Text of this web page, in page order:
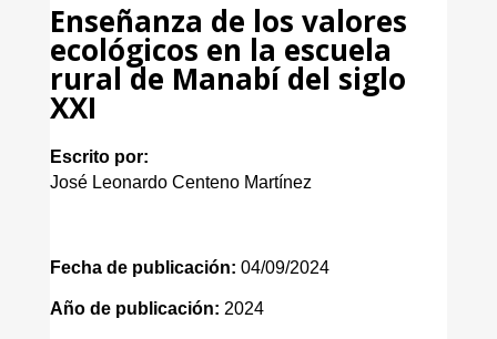
Enseñanza de los valores
ecológicos en la escuela
rural de Manabí del siglo
XXI
Escrito por:
José Leonardo Centeno Martínez
Fecha de publicación: 04/09/2024
Año de publicación: 2024